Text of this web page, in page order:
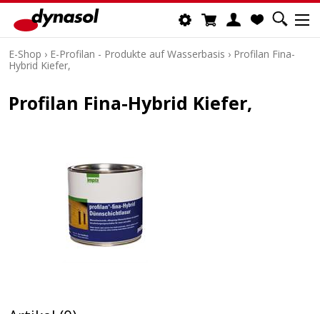
E-Shop › E-Profilan - Produkte auf Wasserbasis › Profilan Fina-
Hybrid Kiefer,
Profilan Fina-Hybrid Kiefer,